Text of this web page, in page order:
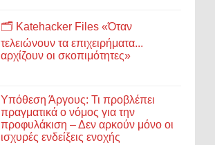
🗂️ Katehacker Files «Όταν
τελειώνουν τα επιχειρήματα...
αρχίζουν οι σκοπιμότητες»
Υπόθεση Άργους: Τι προβλέπει
πραγματικά ο νόμος για την
προφυλάκιση – Δεν αρκούν μόνο οι
ισχυρές ενδείξεις ενοχής